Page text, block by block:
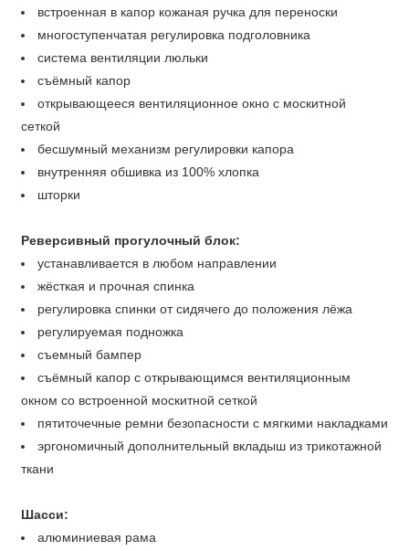
встроенная в капор кожаная ручка для переноски
многоступенчатая регулировка подголовника
система вентиляции люльки
съёмный капор
открывающееся вентиляционное окно с москитной
сеткой
бесшумный механизм регулировки капора
внутренняя обшивка из 100% хлопка
шторки
Реверсивный прогулочный блок:
устанавливается в любом направлении
жёсткая и прочная спинка
регулировка спинки от сидячего до положения лёжа
регулируемая подножка
съемный бампер
съёмный капор с открывающимся вентиляционным
окном со встроенной москитной сеткой
пятиточечные ремни безопасности с мягкими накладками
эргономичный дополнительный вкладыш из трикотажной
ткани
Шасси:
алюминиевая рама